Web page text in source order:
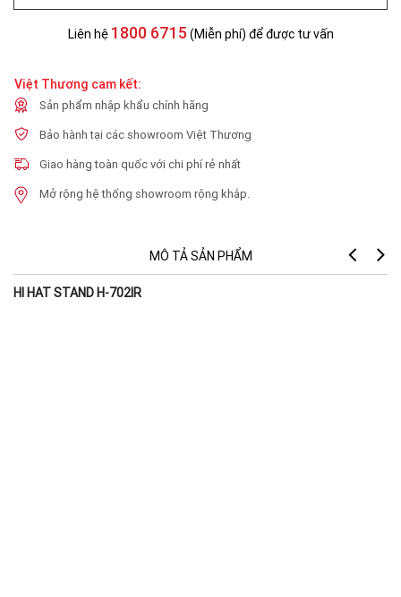
Liên hệ 1800 6715 (Miễn phí) để được tư vấn
Việt Thương cam kết:
Sản phẩm nhập khẩu chính hãng
Bảo hành tại các showroom Việt Thương
Giao hàng toàn quốc với chi phí rẻ nhất
Mở rộng hệ thống showroom rộng khắp.
MÔ TẢ SẢN PHẨM
HI HAT STAND H-702IR